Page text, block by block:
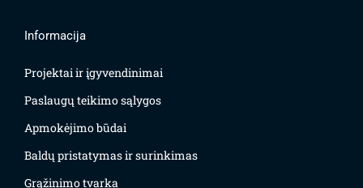
Informacija
Projektai ir įgyvendinimai
Paslaugų teikimo sąlygos
Apmokėjimo būdai
Baldų pristatymas ir surinkimas
Grąžinimo tvarka